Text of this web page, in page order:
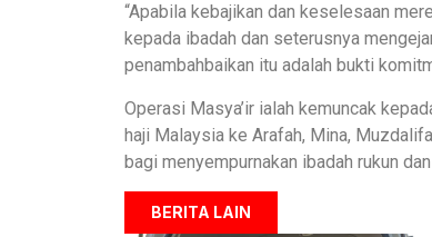
“Apabila kebajikan dan keselesaan
kepada ibadah dan seterusnya
penambahbaikan itu adalah bukti
Operasi Masya’ir ialah kemuncak
haji Malaysia ke Arafah, Mina,
bagi menyempurnakan ibadah rukun
BERITA LAIN